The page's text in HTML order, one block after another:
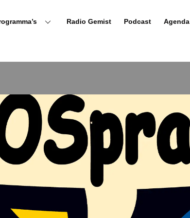
Radio Gemist Podcast Agenda